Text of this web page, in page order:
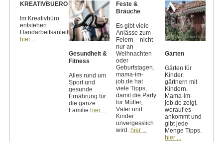
KREATIVBUERO
Im Kreativbüro
entstehen
Handarbeitsanleitungen
hier ...
Gesundheit &
Fitness
Alles rund um
Sport und
gesunde
Ernährung für
die ganze
Familie hier ...
Feste &
Bräuche
Es gibt viele
Anlässe zum
Feiern – nicht
nur an
Weihnachten
oder
Geburtstagen.
mama-im-
job.de hat
viele Tipps,
damit die Party
für Mütter,
Väter und
Kinder
unvergesslich
wird. hier ...
Garten
Gärten für
Kinder,
gärtnern mit
Kindern.
Mama-im-
job.de zeigt,
worauf es
ankommt und
gibt jede
Menge Tipps.
hier ...